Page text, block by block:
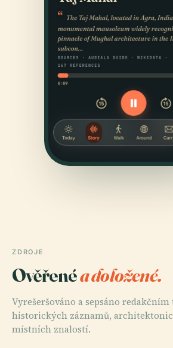
ZDROJE
Ověřenéa doložené.
Vyrešeršováno a sepsáno
historických záznamů,
místních znalostí.